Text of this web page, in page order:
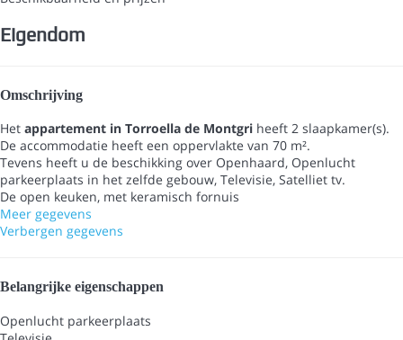
Eigendom
Omschrijving
Het appartement in Torroella de Montgri heeft 2 slaapkamer(s).
De accommodatie heeft een oppervlakte van 70 m².
Tevens heeft u de beschikking over Openhaard, Openlucht
parkeerplaats in het zelfde gebouw, Televisie, Satelliet tv.
De open keuken, met keramisch fornuis
Meer gegevens
Verbergen gegevens
Belangrijke eigenschappen
Openlucht parkeerplaats